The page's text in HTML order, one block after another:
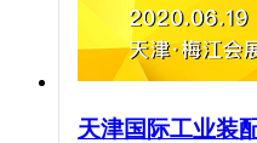
天津国际工业装